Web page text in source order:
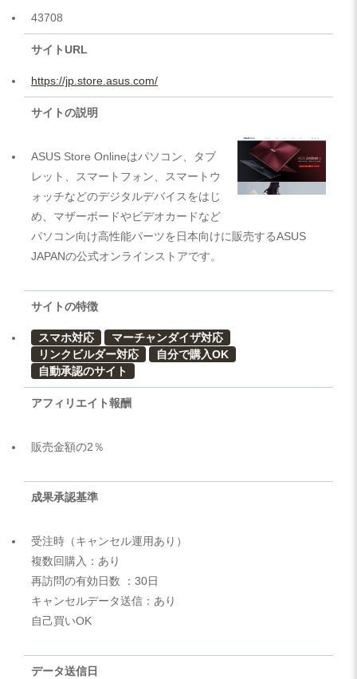
43708
サイトURL
https://jp.store.asus.com/
サイトの説明
ASUS Store Onlineはパソコン、タブ
レット、スマートフォン、スマートウ
ォッチなどのデジタルデバイスをはじ
め、マザーボードやビデオカードなど
パソコン向け高性能パーツを日本向けに販売するASUS
JAPANの公式オンラインストアです。
サイトの特徴
スマホ対応
マーチャンダイザ対応
リンクビルダー対応
自分で購入OK
自動承認のサイト
アフィリエイト報酬
販売金額の2％
成果承認基準
受注時（キャンセル運用あり）
複数回購入：あり
再訪問の有効日数 ：30日
キャンセルデータ送信：あり
自己買いOK
データ送信日